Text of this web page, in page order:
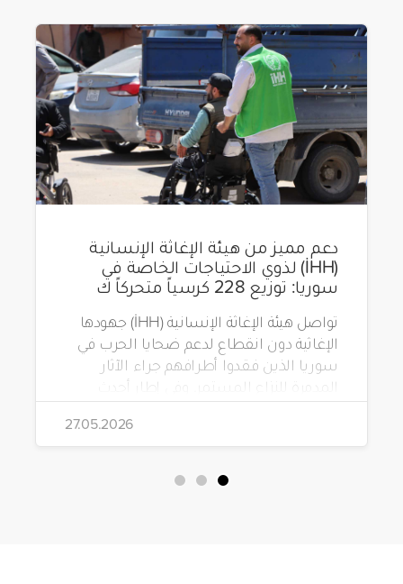
دعم مميز من هيئة الإغاثة الإنسانية
(İHH) لذوي الاحتياجات الخاصة في
سوريا: توزيع 228 كرسياً متحركاً ك
تواصل هيئة الإغاثة الإنسانية (İHH) جهودها
الإغاثية دون انقطاع لدعم ضحايا الحرب في
سوريا الذين فقدوا أطرافهم جراء الآثار
المدمرة للنزاع المستمر. وفي إطار أحدث
مشاريعها، قامت الهيئة بتوزيع 228 كرسياً
متحركاً كهربائياً على أشخاص من ذوي
الاحتياجات الخاصة يعيشون في ظروف
قاسية بمناطق دمشق، وحلب، وحماة،
27.05.2026